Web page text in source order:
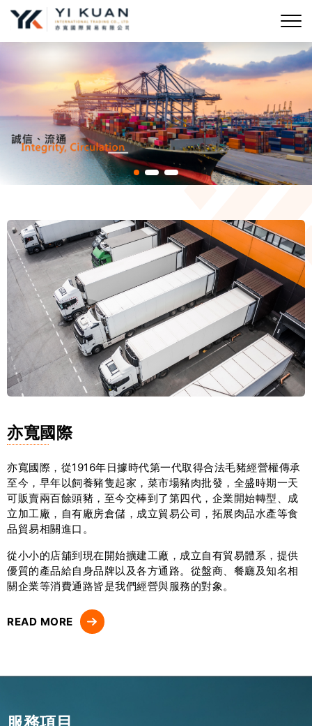
亦寬國際
亦寬國際，從1916年日據時代第一代取得合法毛豬經營權傳承
至今，早年以飼養豬隻起家，菜市場豬肉批發，全盛時期一天
可販賣兩百餘頭豬，至今交棒到了第四代，企業開始轉型、成
立加工廠，自有廠房倉儲，成立貿易公司，拓展肉品水產等食
品貿易相關進口。
從小小的店舖到現在開始擴建工廠，成立自有貿易體系，提供
優質的產品給自身品牌以及各方通路。從盤商、餐廳及知名相
關企業等消費通路皆是我們經營與服務的對象。
READ MORE